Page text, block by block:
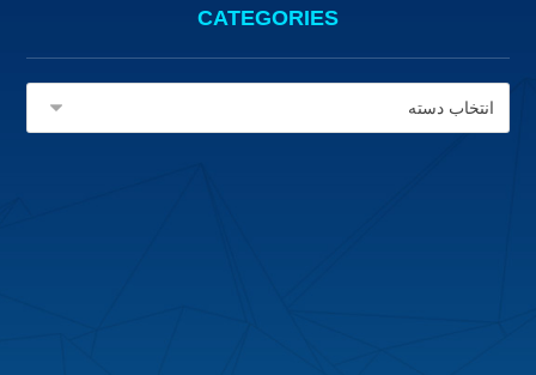
CATEGORIES